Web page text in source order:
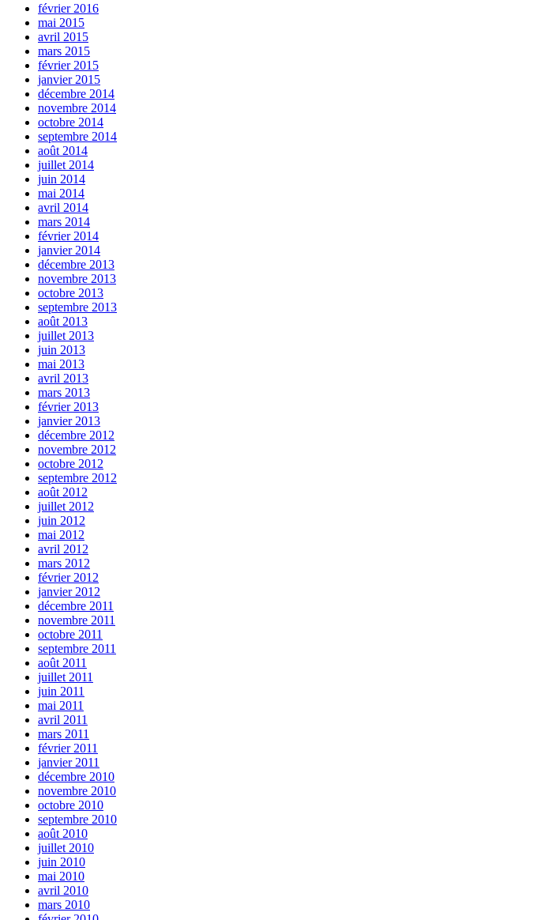
février 2016
mai 2015
avril 2015
mars 2015
février 2015
janvier 2015
décembre 2014
novembre 2014
octobre 2014
septembre 2014
août 2014
juillet 2014
juin 2014
mai 2014
avril 2014
mars 2014
février 2014
janvier 2014
décembre 2013
novembre 2013
octobre 2013
septembre 2013
août 2013
juillet 2013
juin 2013
mai 2013
avril 2013
mars 2013
février 2013
janvier 2013
décembre 2012
novembre 2012
octobre 2012
septembre 2012
août 2012
juillet 2012
juin 2012
mai 2012
avril 2012
mars 2012
février 2012
janvier 2012
décembre 2011
novembre 2011
octobre 2011
septembre 2011
août 2011
juillet 2011
juin 2011
mai 2011
avril 2011
mars 2011
février 2011
janvier 2011
décembre 2010
novembre 2010
octobre 2010
septembre 2010
août 2010
juillet 2010
juin 2010
mai 2010
avril 2010
mars 2010